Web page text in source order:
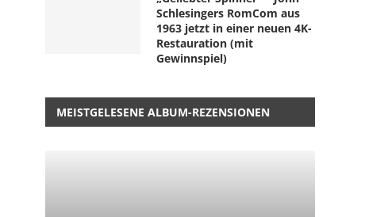
Schlesingers RomCom aus
1963 jetzt in einer neuen 4K-
Restauration (mit
Gewinnspiel)
MEISTGELESENE ALBUM-REZENSIONEN